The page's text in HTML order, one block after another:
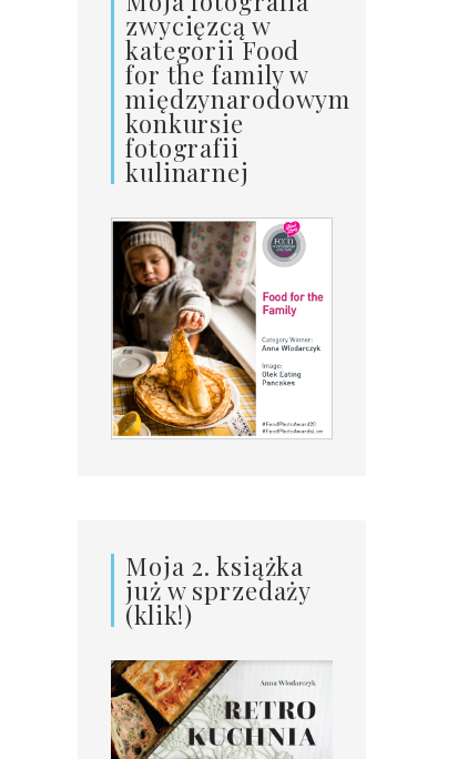
zwycięzcą w
kategorii Food
for the family w
międzynarodowym
konkursie
fotografii
kulinarnej
Moja 2. książka
już w sprzedaży
(klik!)